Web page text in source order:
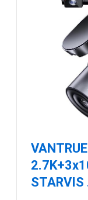
STARVIS